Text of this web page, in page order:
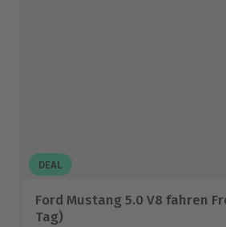
DEAL
Ford Mustang 5.0 V8 fahren
Tag)